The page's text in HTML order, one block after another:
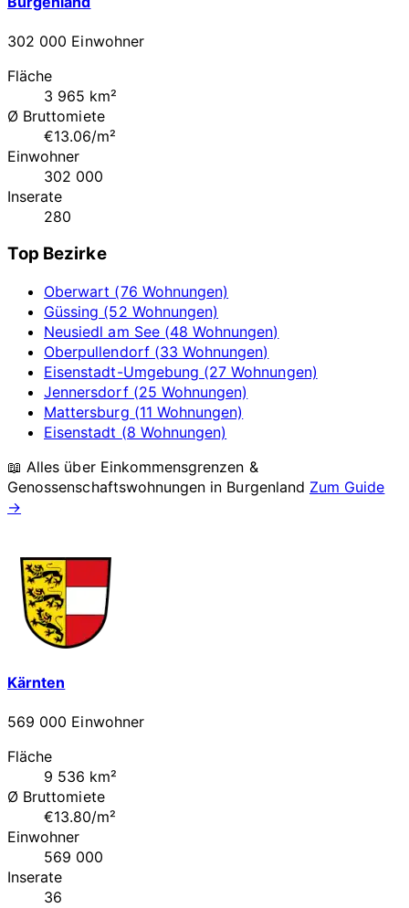
302 000 Einwohner
Fläche
3 965 km²
Ø Bruttomiete
€13.06/m²
Einwohner
302 000
Inserate
280
Top Bezirke
Oberwart (76 Wohnungen)
Güssing (52 Wohnungen)
Neusiedl am See (48 Wohnungen)
Oberpullendorf (33 Wohnungen)
Eisenstadt-Umgebung (27 Wohnungen)
Jennersdorf (25 Wohnungen)
Mattersburg (11 Wohnungen)
Eisenstadt (8 Wohnungen)
📖 Alles über Einkommensgrenzen &
Genossenschaftswohnungen in Burgenland Zum Guide
→
Kärnten
569 000 Einwohner
Fläche
9 536 km²
Ø Bruttomiete
€13.80/m²
Einwohner
569 000
Inserate
36